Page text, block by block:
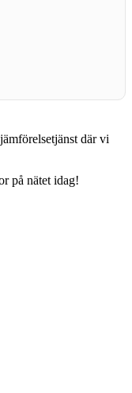
där vi
på nätet idag!